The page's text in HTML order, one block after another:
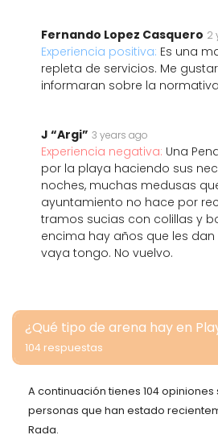
Fernando Lopez Casquero 2
Experiencia positiva: Es una
repleta de servicios. Me
informaran sobre la
J “Argi” 3 years ago
Experiencia negativa: Una
por la playa haciendo sus
noches, muchas medusas
ayuntamiento no hace por
tramos sucias con colillas y
encima hay años que les dan
vaya tongo. No vuelvo.
¿Qué tipo de arena hay en
104 respuestas
A continuación tienes 104
personas que han estado
Rada.